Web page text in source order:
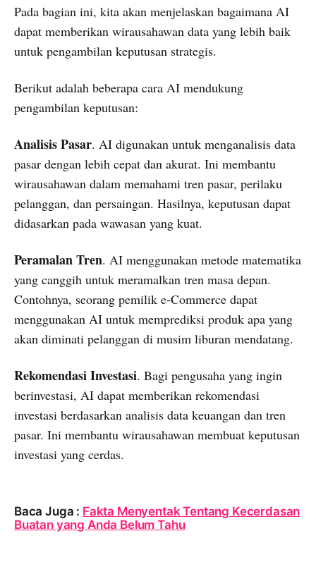
Pada bagian ini, kita akan menjelaskan bagaimana AI
dapat memberikan wirausahawan data yang lebih baik
untuk pengambilan keputusan strategis.
Berikut adalah beberapa cara AI mendukung
pengambilan keputusan:
Analisis Pasar. AI digunakan untuk menganalisis data
pasar dengan lebih cepat dan akurat. Ini membantu
wirausahawan dalam memahami tren pasar, perilaku
pelanggan, dan persaingan. Hasilnya, keputusan dapat
didasarkan pada wawasan yang kuat.
Peramalan Tren. AI menggunakan metode matematika
yang canggih untuk meramalkan tren masa depan.
Contohnya, seorang pemilik e-Commerce dapat
menggunakan AI untuk memprediksi produk apa yang
akan diminati pelanggan di musim liburan mendatang.
Rekomendasi Investasi. Bagi pengusaha yang ingin
berinvestasi, AI dapat memberikan rekomendasi
investasi berdasarkan analisis data keuangan dan tren
pasar. Ini membantu wirausahawan membuat keputusan
investasi yang cerdas.
Baca Juga : Fakta Menyentak Tentang Kecerdasan
Buatan yang Anda Belum Tahu